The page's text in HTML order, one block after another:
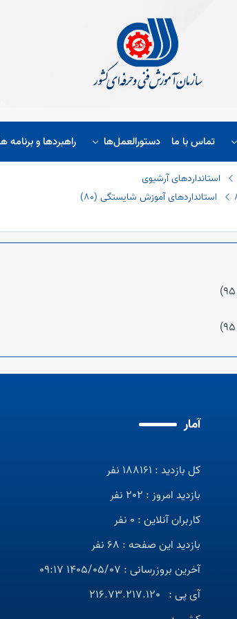
تماس با ما دستورالعمل‌ها راهبردها و برنامه
استانداردهای آرشیوی
استانداردهای آموزش شایستگی (٨٠)
آمار
کل بازدید : 188161 نفر
بازدید امروز : 202 نفر
کاربران آنلاین : 0 نفر
بازدید این صفحه : 68 نفر
آخرین بروزرسانی : 1405/05/07 09:17
آی پی : 216.73.217.120